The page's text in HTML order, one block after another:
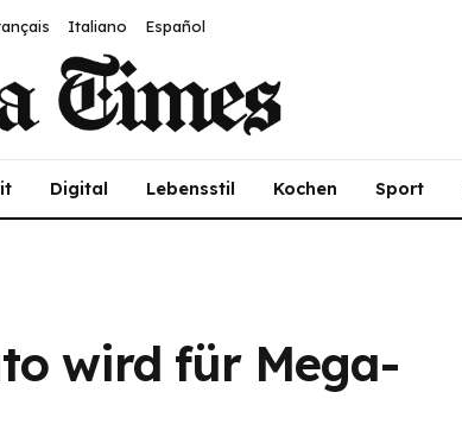
Italiano Español
Digital Lebensstil Kochen Sport
wird für Mega-